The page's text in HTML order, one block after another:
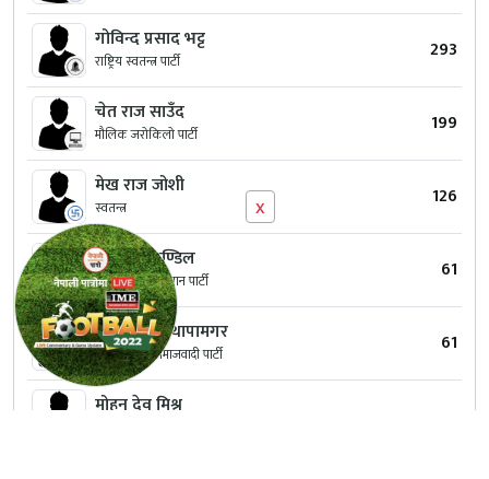
गोविन्द प्रसाद भट्ट
राष्ट्रिय स्वतन्त्र पार्टी 293
चेत राज साउँद
मौलिक जरोकिलो पार्टी 199
मेख राज जोशी
स्वतन्त्र 126
सिताराम पण्डिल
नेपाल मजदुर किसान पार्टी 61
भिम बहादुर थापामगर
नेपाल संघीय समाजवादी पार्टी 61
मोहन देव मिश्र
x